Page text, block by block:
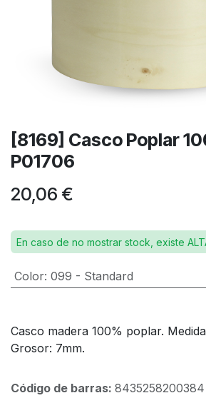
[8169] Casco Poplar
P01706
20,06 €
En caso de no mostrar stock, existe
Color: 099 - Standard
Casco madera 100% poplar.
Grosor: 7mm.
Código de barras: 8435258200384